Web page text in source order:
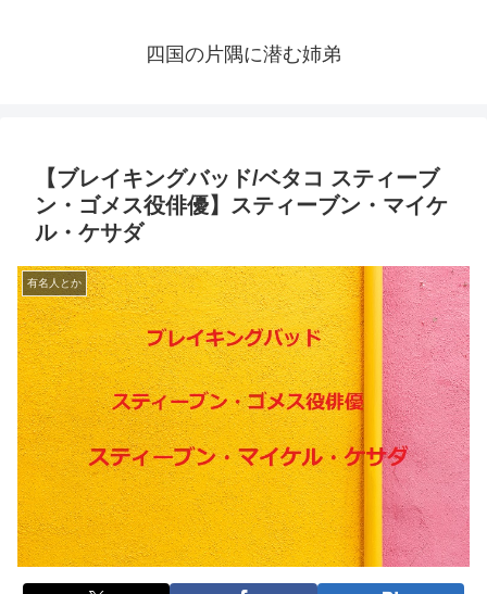
四国の片隅に潜む姉弟
【ブレイキングバッド/ベタコ スティーブ
ン・ゴメス役俳優】スティーブン・マイケ
ル・ケサダ
有名人とか